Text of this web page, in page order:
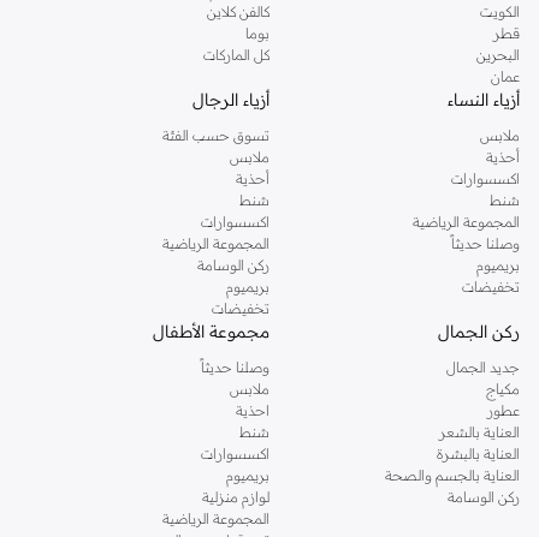
الكويت
قطر
البحرين
عمان
كالفن كلاين
بوما
كل الماركات
أزياء النساء
ملابس
أحذية
اكسسوارات
شنط
المجموعة الرياضية
وصلنا حديثاً
بريميوم
تخفيضات
أزياء الرجال
تسوق حسب الفئة
ملابس
أحذية
شنط
اكسسوارات
المجموعة الرياضية
ركن الوسامة
بريميوم
تخفيضات
ركن الجمال
جديد الجمال
مكياج
عطور
العناية بالشعر
العناية بالبشرة
العناية بالجسم والصحة
ركن الوسامة
مجموعة الأطفال
وصلنا حديثاً
ملابس
احذية
شنط
اكسسوارات
بريميوم
لوازم منزلية
المجموعة الرياضية